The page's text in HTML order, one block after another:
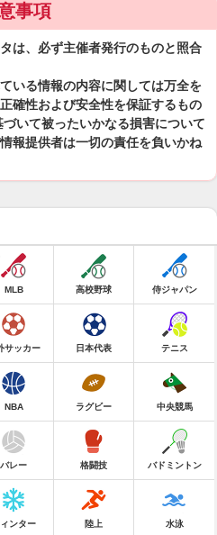
事項
は、必ず主催者発行のものと照合
いる情報の内容に関しては万全を
確性および安全性を保証するもの
いて被ったいかなる損害について
報提供者は一切の責任を負いかね
MLB 高校野球 侍ジャパン
サッカー 日本代表 テニス
NBA ラグビー 中央競馬
バレー 格闘技 バドミントン
ンター 陸上 水泳